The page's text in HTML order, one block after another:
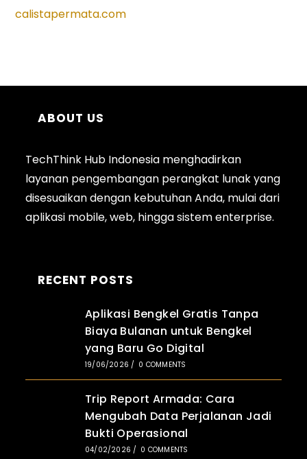
calistapermata.com
ABOUT US
TechThink Hub Indonesia menghadirkan
layanan pengembangan perangkat lunak yang
disesuaikan dengan kebutuhan Anda, mulai dari
aplikasi mobile, web, hingga sistem enterprise.
RECENT POSTS
Aplikasi Bengkel Gratis Tanpa
Biaya Bulanan untuk Bengkel
yang Baru Go Digital
19/06/2026 / 0 COMMENTS
Trip Report Armada: Cara
Mengubah Data Perjalanan Jadi
Bukti Operasional
04/02/2026 / 0 COMMENTS